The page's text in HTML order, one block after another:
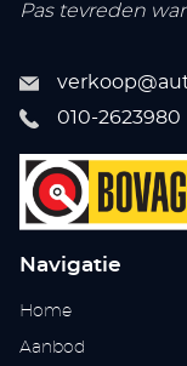
Pas tevreden
010-2623980
Navigatie
Home
Aanbod